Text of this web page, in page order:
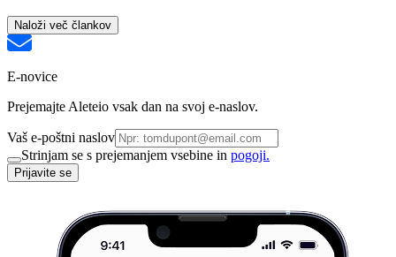
Naloži več člankov
E-novice
Prejemajte Aleteio vsak dan na svoj e-naslov.
Vaš e-poštni naslov
Strinjam se s prejemanjem vsebine in pogoji.
Prijavite se